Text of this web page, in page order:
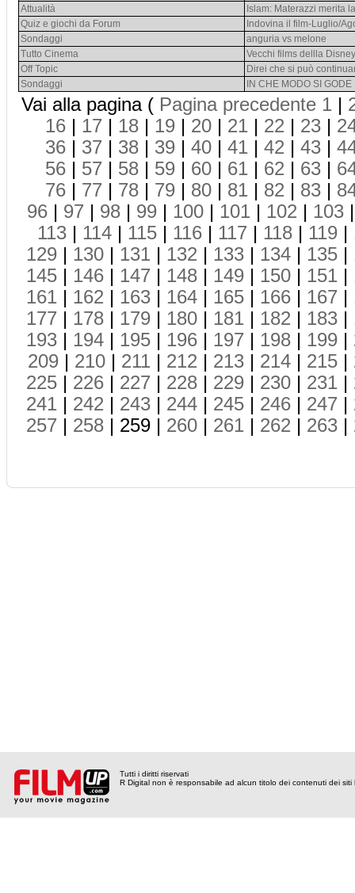
Attualità
Islam: Materazzi merita
Quiz e giochi da Forum
Indovina il film-Luglio/
Sondaggi
anguria vs melone
Tutto Cinema
Vecchi films dellla Disney
Off Topic
Direi che si può
Sondaggi
IN CHE MODO SI
Vai alla pagina ( Pagina precedente 1 |
16 | 17 | 18 | 19 | 20 | 21 | 22 | 23 |
36 | 37 | 38 | 39 | 40 | 41 | 42 | 43 |
56 | 57 | 58 | 59 | 60 | 61 | 62 | 63 |
76 | 77 | 78 | 79 | 80 | 81 | 82 | 83 |
96 | 97 | 98 | 99 | 100 | 101 | 102 | 103
113 | 114 | 115 | 116 | 117 | 118 | 119 |
129 | 130 | 131 | 132 | 133 | 134 | 135 |
145 | 146 | 147 | 148 | 149 | 150 | 151 |
161 | 162 | 163 | 164 | 165 | 166 | 167 |
177 | 178 | 179 | 180 | 181 | 182 | 183 |
193 | 194 | 195 | 196 | 197 | 198 | 199 |
209 | 210 | 211 | 212 | 213 | 214 | 215 |
225 | 226 | 227 | 228 | 229 | 230 | 231 |
241 | 242 | 243 | 244 | 245 | 246 | 247 |
257 | 258 | 259 | 260 | 261 | 262 | 263 |
Tutti i diritti riservati
R Digital non è responsabile ad alcun titolo dei contenuti dei siti